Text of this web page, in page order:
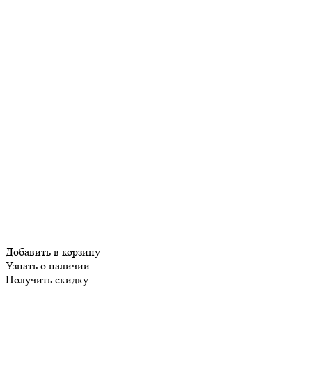
Добавить в корзину
Узнать о наличии
Получить скидку